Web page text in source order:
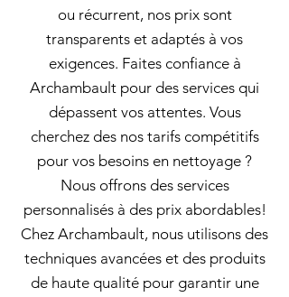
ou récurrent, nos prix sont
transparents et adaptés à vos
exigences. Faites confiance à
Archambault pour des services qui
dépassent vos attentes. Vous
cherchez des nos tarifs compétitifs
pour vos besoins en nettoyage ?
Nous offrons des services
personnalisés à des prix abordables!
Chez Archambault, nous utilisons des
techniques avancées et des produits
de haute qualité pour garantir une